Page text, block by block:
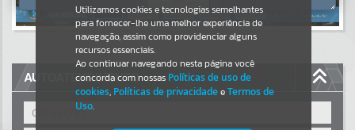
Por favor, aguarde...
NOTÍCIAS
Por favor, aguarde...
AUTOATENDIMENTO
Utilizamos cookies e tecnologias semelhantes
para fornecer-lhe uma melhor experiência de
navegação, assim como providenciar alguns
recursos essenciais.
Ao continuar navegando nesta página você
concorda com nossas Políticas de uso de
cookies, Políticas de privacidadeeTermos de
Uso.